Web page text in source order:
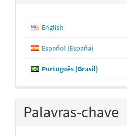
English
Español (España)
Português (Brasil)
Palavras-chave